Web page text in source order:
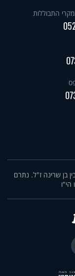
התבוללות
בן שרינה ז"ל. נתרם
הי"ו